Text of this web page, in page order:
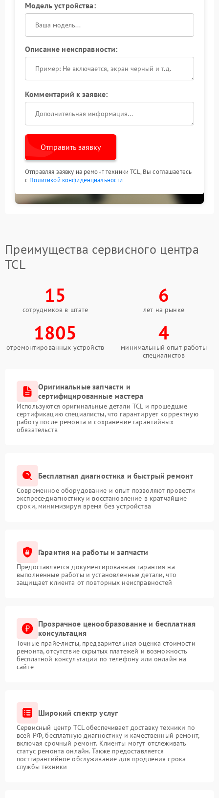
Модель устройства:
Описание неисправности:
Комментарий к заявке:
Отправить заявку
Отправляя заявку на ремонт техники TCL, Вы соглашаетесь
с Политикой конфиденциальности
Преимущества сервисного центра
TCL
15
сотрудников в штате
6
лет на рынке
1805
отремонтированных устройств
4
минимальный опыт работы
специалистов
Оригинальные запчасти и
сертифицированные мастера
Используются оригинальные детали TCL и прошедшие
сертификацию специалисты, что гарантирует корректную
работу после ремонта и сохранение гарантийных
обязательств
Бесплатная диагностика и быстрый ремонт
Современное оборудование и опыт позволяют провести
экспресс-диагностику и восстановление в кратчайшие
сроки, минимизируя время без устройства
Гарантия на работы и запчасти
Предоставляется документированная гарантия на
выполненные работы и установленные детали, что
защищает клиента от повторных неисправностей
Прозрачное ценообразование и бесплатная
консультация
Точные прайс-листы, предварительная оценка стоимости
ремонта, отсутствие скрытых платежей и возможность
бесплатной консультации по телефону или онлайн на
сайте
Широкий спектр услуг
Сервисный центр TCL обеспечивает доставку техники по
всей РФ, бесплатную диагностику и качественный ремонт,
включая срочный ремонт. Клиенты могут отслеживать
статус ремонта онлайн. Также предоставляется
постгарантийное обслуживание для продления срока
службы техники